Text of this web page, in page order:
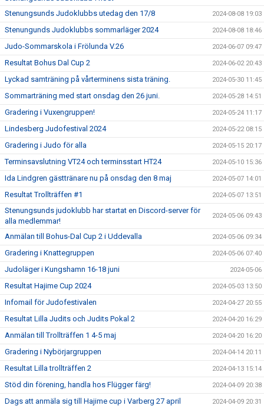
Stenungsunds Judoklubbs utedag den 17/8 2024-08-08 19:03
Stenungunds Judoklubbs sommarläger 2024 2024-08-08 18:46
Judo-Sommarskola i Frölunda V.26 2024-06-07 09:47
Resultat Bohus Dal Cup 2 2024-06-02 20:43
Lyckad samträning på vårterminens sista träning. 2024-05-30 11:45
Sommarträning med start onsdag den 26 juni. 2024-05-28 14:51
Gradering i Vuxengruppen! 2024-05-24 11:17
Lindesberg Judofestival 2024 2024-05-22 08:15
Gradering i Judo för alla 2024-05-15 20:17
Terminsavslutning VT24 och terminsstart HT24 2024-05-10 15:36
Ida Lindgren gästtränare nu på onsdag den 8 maj 2024-05-07 14:01
Resultat Trollträffen #1 2024-05-07 13:51
Stenungsunds judoklubb har startat en Discord-server för
alla medlemmar!
2024-05-06 09:43
Anmälan till Bohus-Dal Cup 2 i Uddevalla 2024-05-06 09:34
Gradering i Knattegruppen 2024-05-06 07:40
Judoläger i Kungshamn 16-18 juni 2024-05-06
Resultat Hajime Cup 2024 2024-05-03 13:50
Infomail för Judofestivalen 2024-04-27 20:55
Resultat Lilla Judits och Judits Pokal 2 2024-04-20 16:29
Anmälan till Trollträffen 1 4-5 maj 2024-04-20 16:20
Gradering i Nybörjargruppen 2024-04-14 20:11
Resultat Lilla trollträffen 2 2024-04-13 15:14
Stöd din förening, handla hos Flügger färg! 2024-04-09 20:38
Dags att anmäla sig till Hajime cup i Varberg 27 april 2024-04-09 20:31